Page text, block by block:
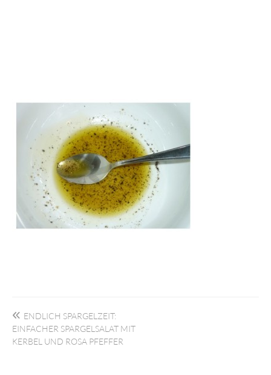
Beitragsnavigation
ENDLICH SPARGELZEIT:
EINFACHER SPARGELSALAT MIT
KERBEL UND ROSA PFEFFER